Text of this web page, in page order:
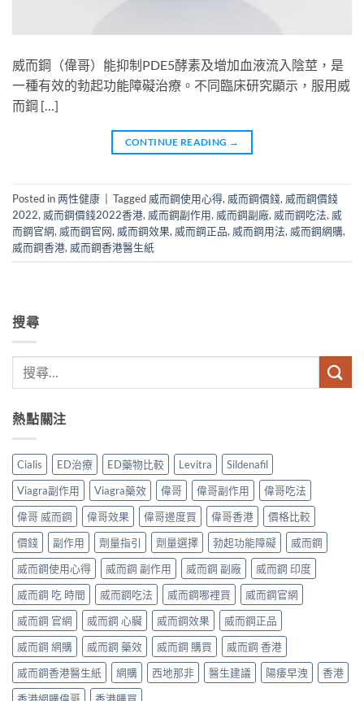
威而鋼（偉哥）能抑制PDE5酵素及增加血液流入陰莖，是
一種有效的勃起功能障礙治療。不同臨床研究顯示，服用威
而鋼 […]
CONTINUE READING →
Posted in两性健康 Tagged 威而鋼使用心得, 威而鋼價錢, 威而鋼價錢
2022, 威而鋼價錢2022香港, 威而鋼副作用, 威而鋼副廠, 威而鋼吃法, 威
而鋼官網, 威而鋼官网, 威而鋼效果, 威而鋼正品, 威而鋼用法, 威而鋼網購,
威而鋼香港, 威而鋼香港醫生紙
搜尋
熱點關注
Cialis ED治療 ED藥物比較 Levitra
Sildenafil
Viagra副作用
Viagra藥效 偉哥 偉哥副作用
偉哥吃法
偉哥 威而鋼
偉哥效果 偉哥邊度買 偉哥香港
價格比較
價錢
副作用 劑量指引 劑量選擇 勃起功能障礙
威而鋼
威而鋼使用心得
威而鋼 副作用 威而鋼 副廠
威而鋼 印度
威而鋼 吃 時間
威而鋼吃法 威而鋼哪裡買
威而鋼官網
威而鋼 官網
威而鋼 心臟 威而鋼效果
威而鋼正品
威而鋼 網購
威而鋼 藥效 威而鋼 購買
威而鋼 香港
威而鋼香港醫生紙
網購 西地那非 醫生建議 陽痿早洩
香港
香港網購偉哥
香港購買